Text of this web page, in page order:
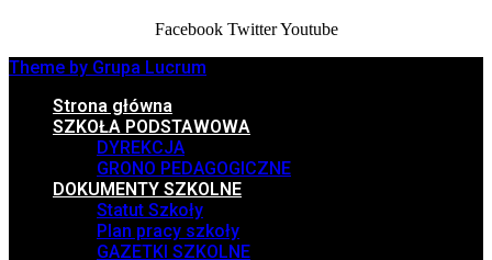
Facebook Twitter Youtube
Theme by Grupa Lucrum
Strona główna
SZKOŁA PODSTAWOWA
DYREKCJA
GRONO PEDAGOGICZNE
DOKUMENTY SZKOLNE
Statut Szkoły
Plan pracy szkoły
GAZETKI SZKOLNE